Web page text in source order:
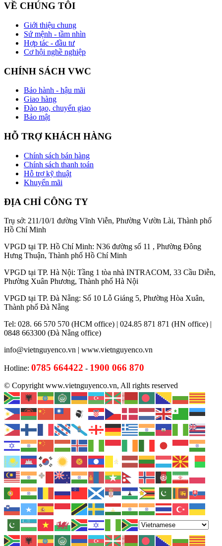
VỀ CHÚNG TÔI
Giới thiệu chung
Sứ mệnh - tầm nhìn
Hợp tác - đầu tư
Cơ hội nghề nghiệp
CHÍNH SÁCH VWC
Bảo hành - hậu mãi
Giao hàng
Đào tạo, chuyển giao
Bảo mật
HỖ TRỢ KHÁCH HÀNG
Chính sách bán hàng
Chính sách thanh toán
Hỗ trợ kỹ thuật
Khuyến mãi
ĐỊA CHỈ CÔNG TY
Trụ sở: 211/10/1 đường Vĩnh Viễn, Phường Vườn Lài, Thành phố
Hồ Chí Minh
VPGD tại TP. Hồ Chí Minh: N36 đường số 11 , Phường Đông
Hưng Thuận, Thành phố Hồ Chí Minh
VPGD tại TP. Hà Nội: Tầng 1 tòa nhà INTRACOM, 33 Cầu Diễn,
Phường Xuân Phương, Thành phố Hà Nội
VPGD tại TP. Đà Nẵng: Số 10 Lỗ Giáng 5, Phường Hòa Xuân,
Thành phố Đà Nẵng
Tel: 028. 66 570 570 (HCM office) | 024.85 871 871 (HN office) |
0848 663300 (Đà Nẵng office)
info@vietnguyenco.vn | www.vietnguyenco.vn
Hotline: 0785 664422 - 1900 066 870
© Copyright www.vietnguyenco.vn, All rights reserved